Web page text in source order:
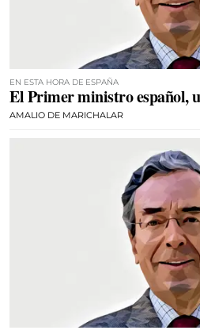
EN ESTA HORA DE ESPAÑA
El Primer ministro español,
AMALIO DE MARICHALAR